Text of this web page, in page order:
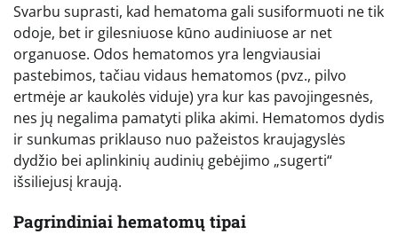
Svarbu suprasti, kad hematoma gali susiformuoti ne tik
odoje, bet ir gilesniuose kūno audiniuose ar net
organuose. Odos hematomos yra lengviausiai
pastebimos, tačiau vidaus hematomos (pvz., pilvo
ertmėje ar kaukolės viduje) yra kur kas pavojingesnės,
nes jų negalima pamatyti plika akimi. Hematomos dydis
ir sunkumas priklauso nuo pažeistos kraujagyslės
dydžio bei aplinkinių audinių gebėjimo „sugerti“
išsiliejusį kraują.
Pagrindiniai hematomų tipai